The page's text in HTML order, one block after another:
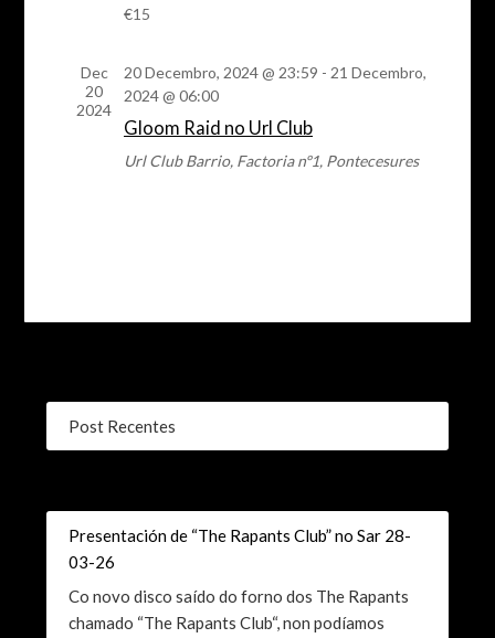
€15
Dec
20
2024
20 Decembro, 2024 @ 23:59 - 21 Decembro,
2024 @ 06:00
Gloom Raid no Url Club
Url ClubBarrio, Factoria nº1, Pontecesures
Post Recentes
Presentación de “The Rapants Club” no Sar 28-
03-26
Co novo disco saído do forno dos The Rapants
chamado “The Rapants Club“, non podíamos